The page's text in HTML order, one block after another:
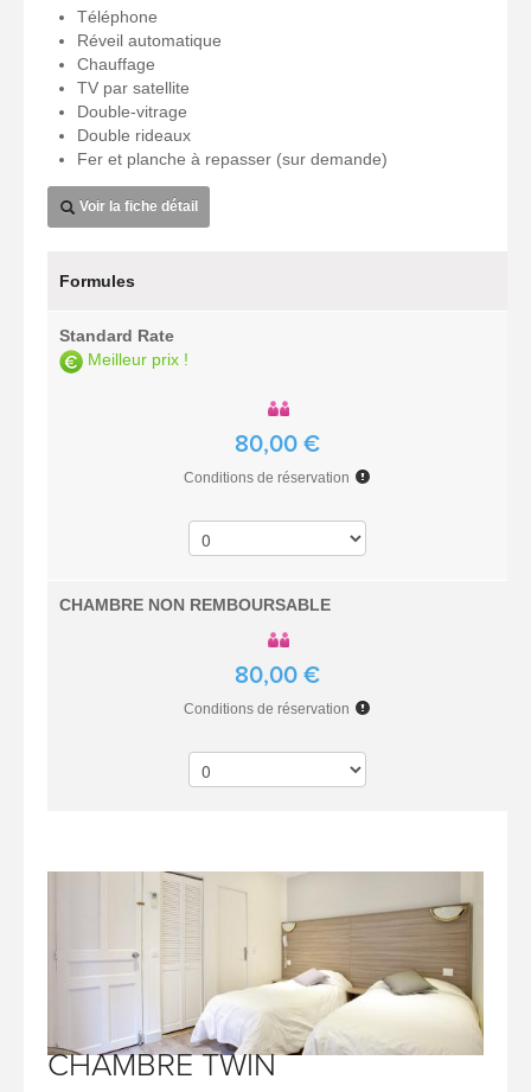
Téléphone
Réveil automatique
Chauffage
TV par satellite
Double-vitrage
Double rideaux
Fer et planche à repasser (sur demande)
Voir la fiche détail
Formules
Standard Rate
Meilleur prix !
80,00 €
Conditions de réservation
CHAMBRE NON REMBOURSABLE
80,00 €
Conditions de réservation
CHAMBRE TWIN